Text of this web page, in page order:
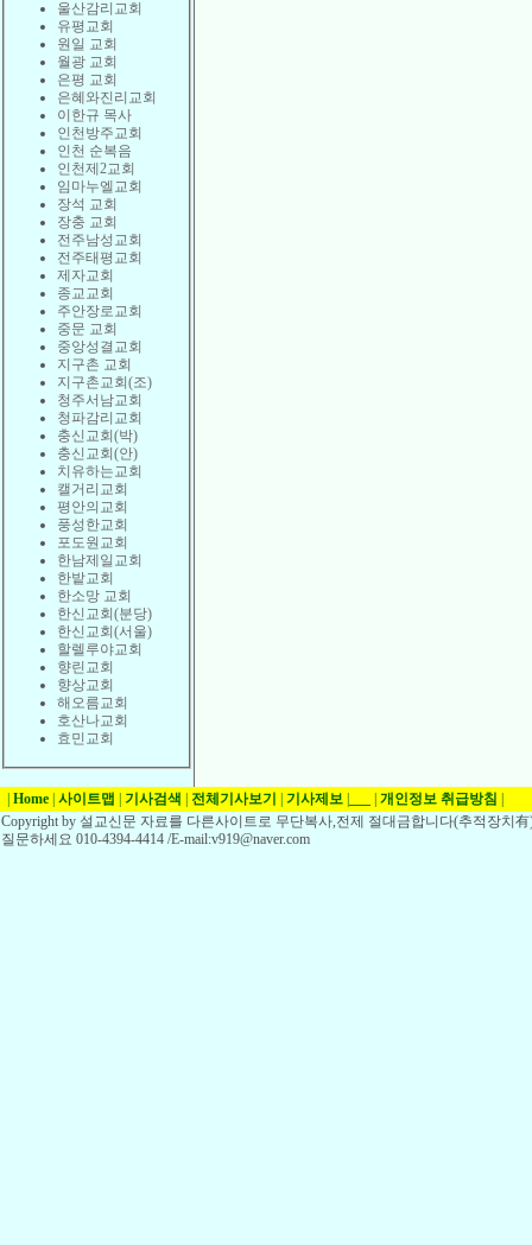
울산감리교회
유평교회
원일 교회
월광 교회
은평 교회
은혜와진리교회
이한규 목사
인천방주교회
인천 순복음
인천제2교회
임마누엘교회
장석 교회
장충 교회
전주남성교회
전주태평교회
제자교회
종교교회
주안장로교회
중문 교회
중앙성결교회
지구촌 교회
지구촌교회(조)
청주서남교회
청파감리교회
충신교회(박)
충신교회(안)
치유하는교회
캘거리교회
평안의교회
풍성한교회
포도원교회
한남제일교회
한밭교회
한소망 교회
한신교회(분당)
한신교회(서울)
할렐루야교회
향린교회
향상교회
해오름교회
호산나교회
효민교회
Home 사이트맵 기사검색 전체기사보기 기사제보 개인정보 취급방침
Copyright by 설교신문 자료를 다른사이트로 무단복사,전제 절대금합니다(추적장치
질문하세요 010-4394-4414 /E-mail:v919@naver.com